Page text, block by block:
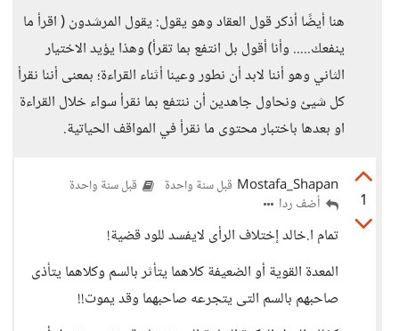
هنا أيضًا أذكر قول العقاد وهو يقول: يقول المرشدون ( اقرأ ما
ينفعك..... وأنا أقول بل انتفع بما تقرأ) وهذا يؤيد الاختيار
الثاني وهو أننا لابد أن نطور وعينا أثناء القراءة؛ بمعنى أننا نقرأ
كل شيئ ونحاول جاهدين أن ننتفع بما نقرأ سواء خلال القراءة
او بعدها باختبار محتوى ما نقرأ في المواقف الحياتية.
1
Mostafa_Shapan قبل سنة واحدة قبل سنة واحدة
أضف ردا
تمام ا.خالد إختلاف الرأى لايفسد للود قضية!
المعدة القوية أو الضعيفة كلاهما يتأثر بالسم وكلاهما يتأذى
صاحبهم بالسم التى يتجرعه صاحبهما وقد يموت!!